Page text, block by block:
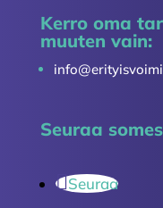
Kerro oma
muuten vain:
Seuraa
Seuraa